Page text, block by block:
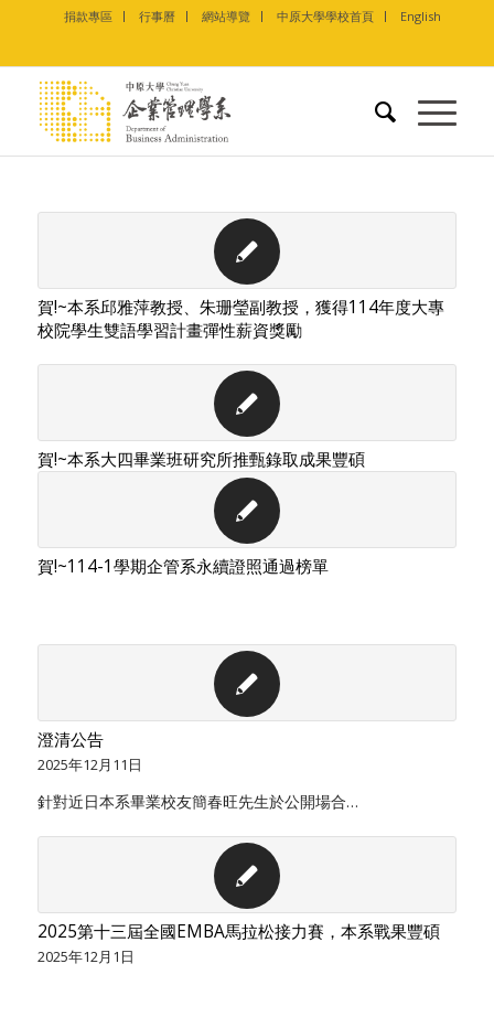
捐款專區 行事曆 網站導覽 中原大學學校首頁 English
賀!~本系邱雅萍教授、朱珊瑩副教授，獲得114年度大專
校院學生雙語學習計畫彈性薪資獎勵
賀!~本系大四畢業班研究所推甄錄取成果豐碩
賀!~114-1學期企管系永續證照通過榜單
澄清公告
2025年12月11日
針對近日本系畢業校友簡春旺先生於公開場合…
2025第十三屆全國EMBA馬拉松接力賽，本系戰果豐碩
2025年12月1日